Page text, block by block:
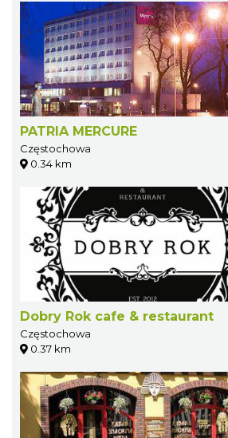
PATRIA MERCURE
Częstochowa
0.34 km
Dobry Rok cafe & restaurant
Częstochowa
0.37 km